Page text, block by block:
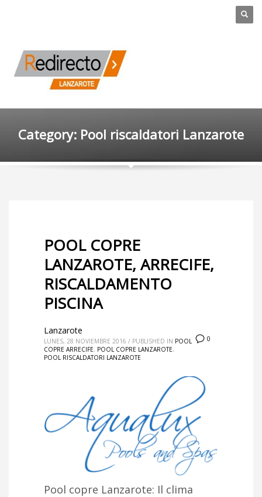
Category: Pool riscaldatori Lanzarote
POOL COPRE
LANZAROTE, ARRECIFE,
RISCALDAMENTO
PISCINA
0
Lanzarote
LUNES, 28 NOVIEMBRE 2016 / PUBLISHED IN POOL
COPRE ARRECIFE, POOL COPRE LANZAROTE,
POOL RISCALDATORI LANZAROTE
Pool copre Lanzarote: Il clima